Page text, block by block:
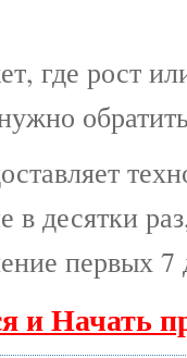
где рост
в десятки
первых 7
и Начать